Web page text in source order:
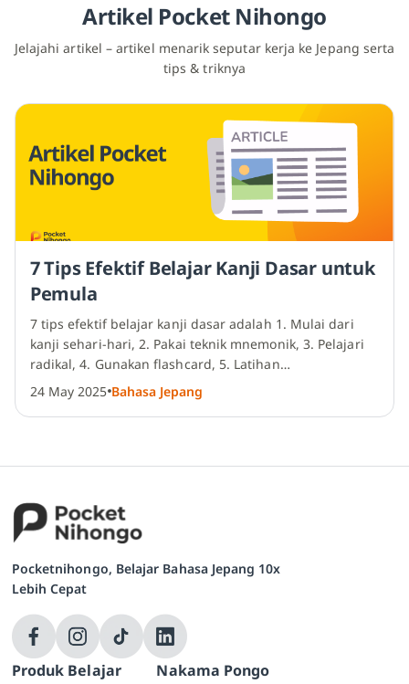
Artikel Pocket Nihongo
Jelajahi artikel – artikel menarik seputar kerja ke Jepang serta
tips & triknya
7 Tips Efektif Belajar Kanji Dasar untuk
Pemula
7 tips efektif belajar kanji dasar adalah 1. Mulai dari
kanji sehari-hari, 2. Pakai teknik mnemonik, 3. Pelajari
radikal, 4. Gunakan flashcard, 5. Latihan…
24 May 2025 Bahasa Jepang
Pocketnihongo, Belajar Bahasa Jepang 10x
Lebih Cepat
Produk Belajar Nakama Pongo